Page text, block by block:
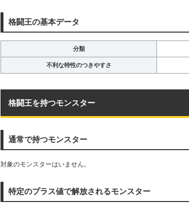
格闘王の基本データ
分類
不利な特性のつきやすさ
格闘王を持つモンスター
通常で持つモンスター
対象のモンスターはいません。
特定のプラス値で解放されるモンスター